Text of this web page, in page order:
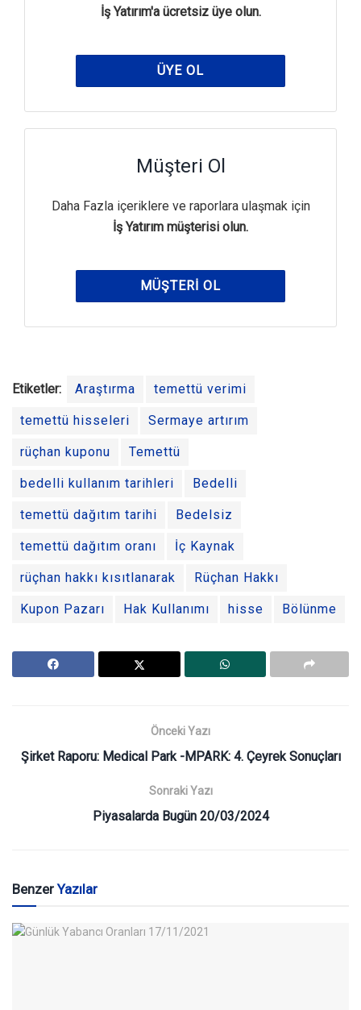
İş Yatırım'a ücretsiz üye olun.
ÜYE OL
Müşteri Ol
Daha Fazla içeriklere ve raporlara ulaşmak için
İş Yatırım müşterisi olun.
MÜŞTERI OL
Etiketler: Araştırma temettü verimi
temettü hisseleri Sermaye artırım
rüçhan kuponu Temettü
bedelli kullanım tarihleri Bedelli
temettü dağıtım tarihi Bedelsiz
temettü dağıtım oranı İç Kaynak
rüçhan hakkı kısıtlanarak Rüçhan Hakkı
Kupon Pazarı Hak Kullanımı hisse Bölünme
Önceki Yazı
Şirket Raporu: Medical Park -MPARK: 4. Çeyrek Sonuçları
Sonraki Yazı
Piyasalarda Bugün 20/03/2024
BenzerYazılar